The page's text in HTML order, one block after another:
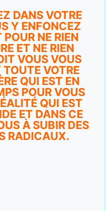
DANS VOTRE
Y ENFONCEZ
NE RIEN
ET NE RIEN
VOUS VOUS
TOUTE VOTRE
QUI EST EN
POUR VOUS
QUI EST
ET DANS CE
À SUBIR DES
RADICAUX.